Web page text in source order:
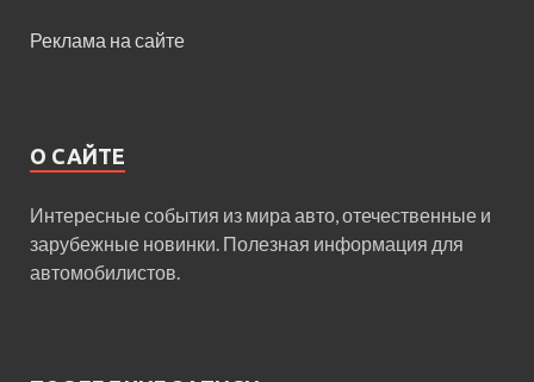
Реклама на сайте
О САЙТЕ
Интересные события из мира авто, отечественные и
зарубежные новинки. Полезная информация для
автомобилистов.